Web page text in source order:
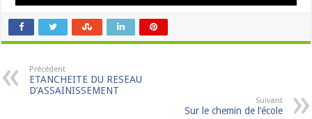
Précédent
ETANCHEITE DU RESEAU
D’ASSAINISSEMENT
Suivant
Sur le chemin de l’école